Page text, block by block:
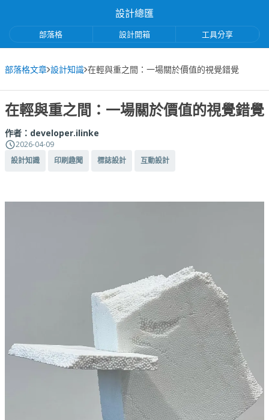
設計總匯
部落格 設計開箱 工具分享
部落格文章 設計知識 在輕與重之間：一場關於價值的視覺錯覺
在輕與重之間：一場關於價值的視覺錯覺
作者： developer.ilinke
2026-04-09
設計知識 印刷趣聞 標誌設計 互動設計